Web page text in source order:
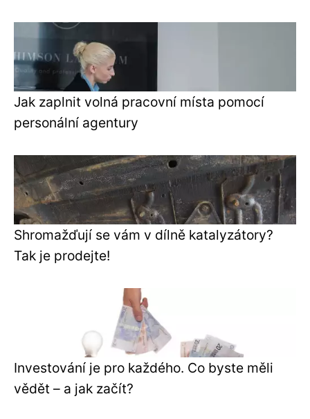
Jak zaplnit volná pracovní místa pomocí
personální agentury
Shromažďují se vám v dílně katalyzátory?
Tak je prodejte!
Investování je pro každého. Co byste měli
vědět – a jak začít?